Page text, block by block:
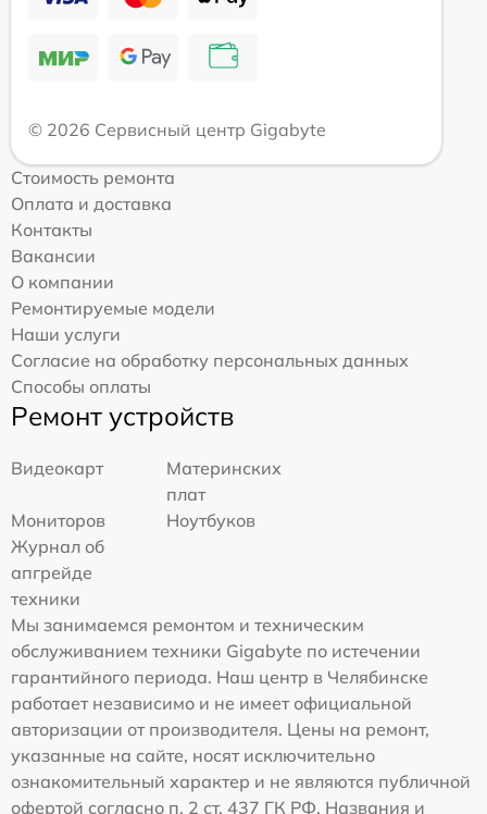
© 2026 Сервисный центр Gigabyte
Стоимость ремонта
Оплата и доставка
Контакты
Вакансии
О компании
Ремонтируемые модели
Наши услуги
Согласие на обработку персональных данных
Способы оплаты
Ремонт устройств
Видеокарт
Материнских
плат
Мониторов
Ноутбуков
Журнал об
апгрейде
техники
Мы занимаемся ремонтом и техническим
обслуживанием техники Gigabyte по истечении
гарантийного периода. Наш центр в Челябинске
работает независимо и не имеет официальной
авторизации от производителя. Цены на ремонт,
указанные на сайте, носят исключительно
ознакомительный характер и не являются публичной
офертой согласно п. 2 ст. 437 ГК РФ. Названия и